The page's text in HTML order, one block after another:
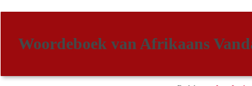
Woordeboek van Afrikaans